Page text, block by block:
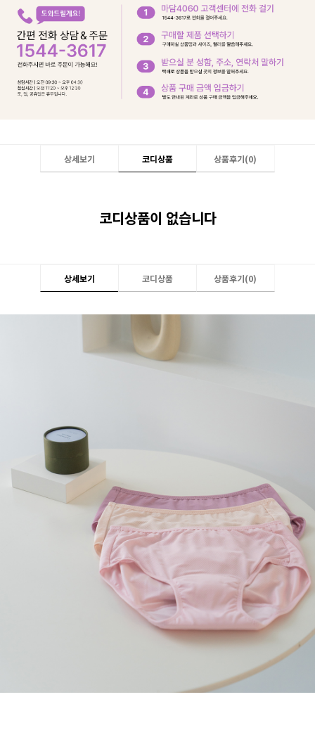
상세보기 코디상품 상품후기(0)
코디상품이 없습니다
상세보기 코디상품 상품후기(0)